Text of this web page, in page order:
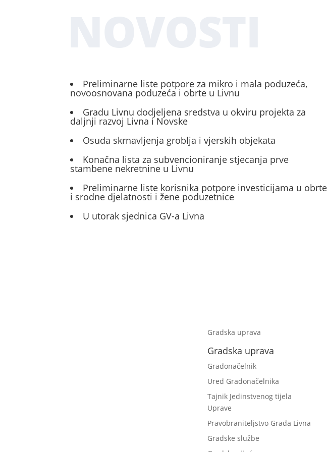
Preliminarne liste potpore za mikro i mala poduzeća,
novoosnovana poduzeća i obrte u Livnu
Gradu Livnu dodjeljena sredstva u okviru projekta za
daljnji razvoj Livna i Novske
Osuda skrnavljenja groblja i vjerskih objekata
Konačna lista za subvencioniranje stjecanja prve
stambene nekretnine u Livnu
Preliminarne liste korisnika potpore investicijama u obrte
i srodne djelatnosti i žene poduzetnice
U utorak sjednica GV-a Livna
Gradska uprava
Gradska uprava
Gradonačelnik
Ured Gradonačelnika
Tajnik Jedinstvenog tijela
Uprave
Pravobraniteljstvo Grada Livna
Gradske službe